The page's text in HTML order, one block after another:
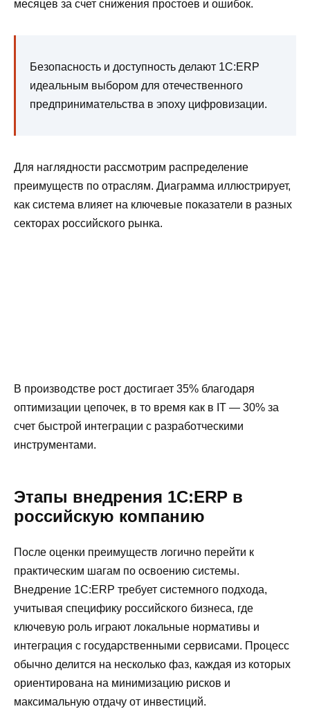
месяцев за счет снижения простоев и ошибок.
Безопасность и доступность делают 1С:ERP
идеальным выбором для отечественного
предпринимательства в эпоху цифровизации.
Для наглядности рассмотрим распределение
преимуществ по отраслям. Диаграмма иллюстрирует,
как система влияет на ключевые показатели в разных
секторах российского рынка.
В производстве рост достигает 35% благодаря
оптимизации цепочек, в то время как в IT — 30% за
счет быстрой интеграции с разработческими
инструментами.
Этапы внедрения 1С:ERP в
российскую компанию
После оценки преимуществ логично перейти к
практическим шагам по освоению системы.
Внедрение 1С:ERP требует системного подхода,
учитывая специфику российского бизнеса, где
ключевую роль играют локальные нормативы и
интеграция с государственными сервисами. Процесс
обычно делится на несколько фаз, каждая из которых
ориентирована на минимизацию рисков и
максимальную отдачу от инвестиций.